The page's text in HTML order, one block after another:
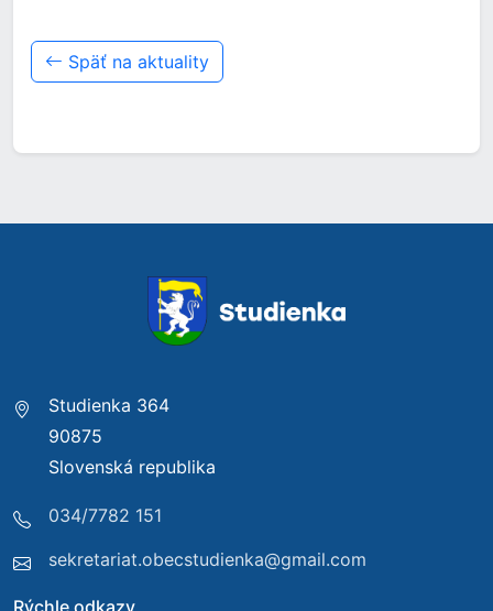
Späť na aktuality
Studienka 364
90875
Slovenská republika
034/7782 151
sekretariat.obecstudienka@gmail.com
Rýchle odkazy